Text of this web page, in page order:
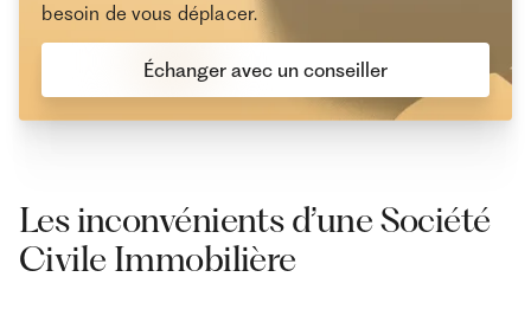
besoin de vous déplacer.
Échanger avec un conseiller
Les inconvénients d’une Société
Civile Immobilière